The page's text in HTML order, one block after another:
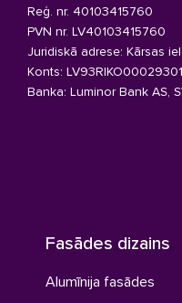
Reģ. nr. 40103415760
PVN nr. LV40103415760
Juridiskā adrese: Kārsas
Konts:
Banka: Luminor Bank AS,
Fasādes dizains
Alumīnija fasādes